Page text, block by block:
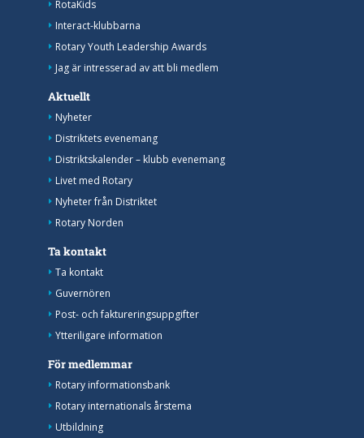
RotaKids
Interact-klubbarna
Rotary Youth Leadership Awards
Jag är intresserad av att bli medlem
Aktuellt
Nyheter
Distriktets evenemang
Distriktskalender – klubb evenemang
Livet med Rotary
Nyheter från Distriktet
Rotary Norden
Ta kontakt
Ta kontakt
Guvernören
Post- och faktureringsuppgifter
Ytteriligare information
För medlemmar
Rotary informationsbank
Rotary internationals årstema
Utbildning